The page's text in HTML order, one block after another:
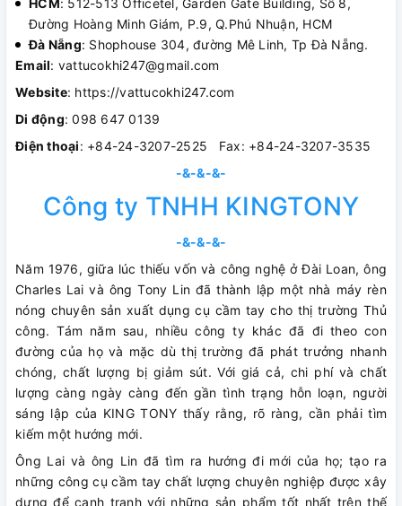
HCM : 512-513 Officetel, Garden Gate Building, Số 8,
Đường Hoàng Minh Giám, P.9, Q.Phú Nhuận, HCM
Đà Nẵng: Shophouse 304, đường Mê Linh, Tp Đà Nẵng.
Email: vattucokhi247@gmail.com
Website: https://vattucokhi247.com
Di động: 098 647 0139
Điện thoại: +84-24-3207-2525 Fax: +84-24-3207-3535
-&-&-&-
Công ty TNHH KINGTONY
-&-&-&-
Năm 1976, giữa lúc thiếu vốn và công nghệ ở Đài Loan, ông
Charles Lai và ông Tony Lin đã thành lập một nhà máy rèn
nóng chuyên sản xuất dụng cụ cầm tay cho thị trường Thủ
công. Tám năm sau, nhiều công ty khác đã đi theo con
đường của họ và mặc dù thị trường đã phát trưởng nhanh
chóng, chất lượng bị giảm sút. Với giá cả, chi phí và chất
lượng càng ngày càng đến gần tình trạng hỗn loạn, người
sáng lập của KING TONY thấy rằng, rõ ràng, cần phải tìm
kiếm một hướng mới.
Ông Lai và ông Lin đã tìm ra hướng đi mới của họ; tạo ra
những công cụ cầm tay chất lượng chuyên nghiệp được xây
dựng để cạnh tranh với những sản phẩm tốt nhất trên thế